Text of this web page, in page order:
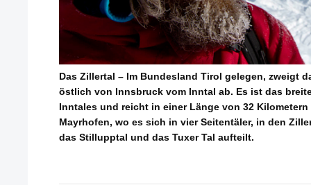
Das Zillertal – Im Bundesland Tirol gelegen, zweigt
östlich von Innsbruck vom Inntal ab. Es ist das
Inntales und reicht in einer Länge von 32
Mayrhofen, wo es sich in vier Seitentäler, in den
das Stillupptal und das Tuxer Tal aufteilt.